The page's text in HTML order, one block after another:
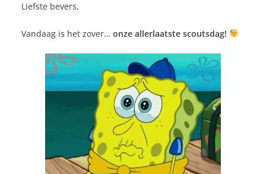
Liefste bevers,
Vandaag is het zover… onze allerlaatste scoutsdag!